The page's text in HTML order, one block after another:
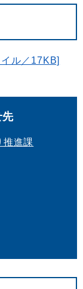
ル／17KB]
先
推進課